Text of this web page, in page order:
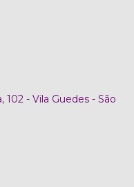
102 - Vila Guedes - São